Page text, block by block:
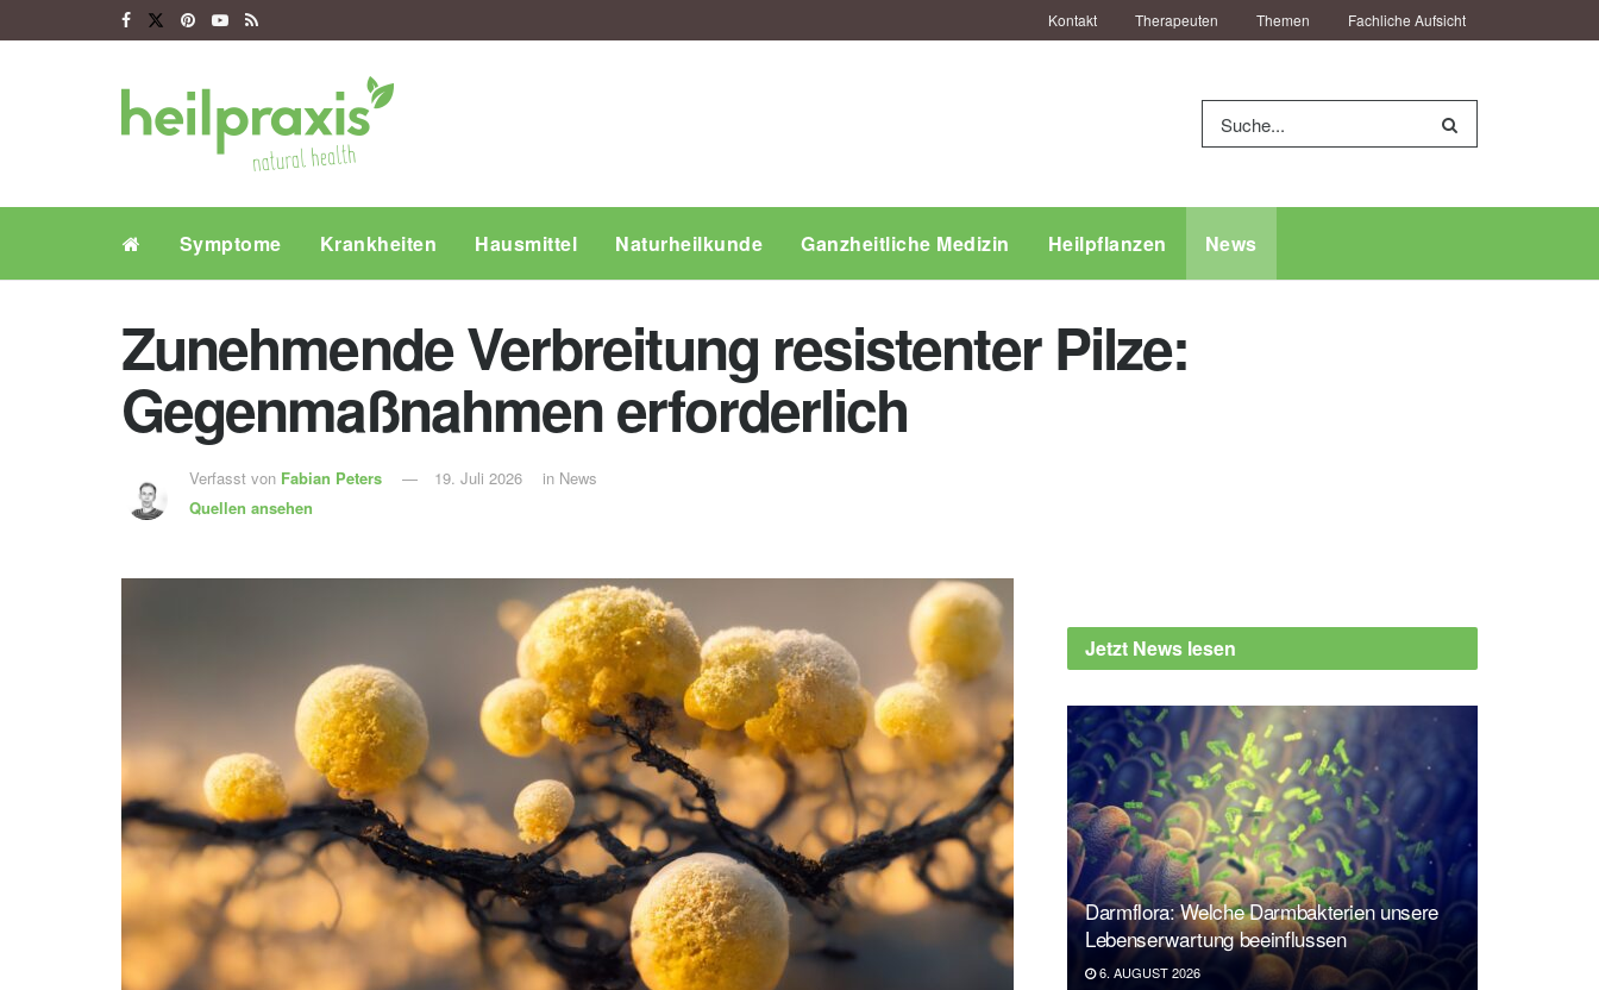
Kontakt Therapeuten Themen Fachliche Aufsicht
Symptome Krankheiten Hausmittel Naturheilkunde Ganzheitliche Medizin Heilpflanzen News
Zunehmende Verbreitung resistenter Pilze:
Gegenmaßnahmen erforderlich
Verfasst von Fabian Peters
Quellen ansehen
19. Juli 2026 in News
Jetzt News lesen
Darmflora: Welche Darmbakterien unsere
Lebenserwartung beeinflussen
6. AUGUST 2026